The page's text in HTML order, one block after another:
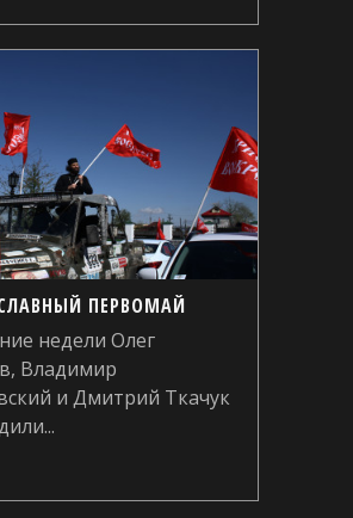
ПЕРВОМАЙ
недели Олег
Владимир
и Дмитрий Ткачук